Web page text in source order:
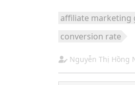
affiliate marketing
conversion rate
Nguyễn Thị Hồng